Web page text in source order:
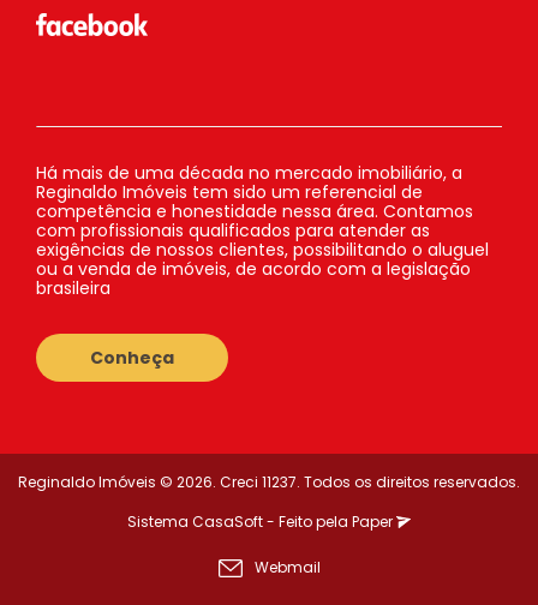
Há mais de uma década no mercado imobiliário, a
Reginaldo Imóveis tem sido um referencial de
competência e honestidade nessa área. Contamos
com profissionais qualificados para atender as
exigências de nossos clientes, possibilitando o aluguel
ou a venda de imóveis, de acordo com a legislação
brasileira
Conheça
Reginaldo Imóveis © 2026. Creci 11237. Todos os direitos reservados.
SistemaCasaSoft- Feito pelaPaper
Webmail